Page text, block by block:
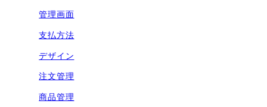
管理画面
支払方法
デザイン
注文管理
商品管理